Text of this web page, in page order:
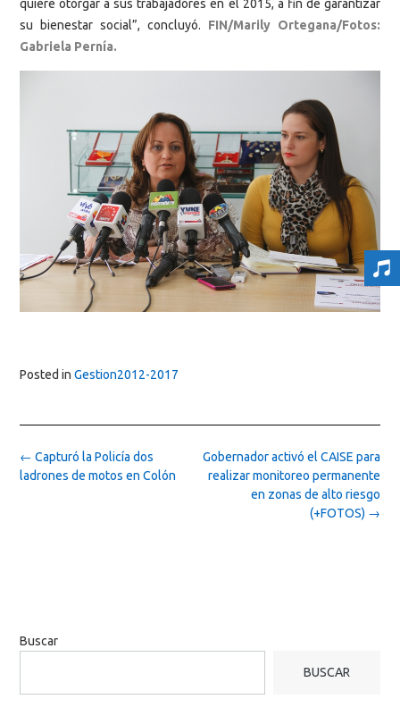
quiere otorgar a sus trabajadores en el 2015, a fin de garantizar
su bienestar social”, concluyó. FIN/Marily Ortegana/Fotos:
Gabriela Pernía.
Posted in Gestion2012-2017
Post
navigation
Gobernador activó el CAISE para
realizar monitoreo permanente
en zonas de alto riesgo
(+FOTOS) →
← Capturó la Policía dos
ladrones de motos en Colón
Buscar
BUSCAR